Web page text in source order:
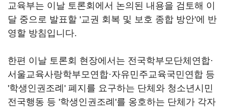
교육부는 이날 토론회에서 논의된 내용을 검토해 이
달 중으로 발표할 '교권 회복 및 보호 종합 방안'에 반
영할 방침입니다.
한편 이날 토론회 현장에서는 전국학부모단체연합·
서울교육사랑학부모연합·자유민주교육국민연합 등
'학생인권조례' 폐지를 요구하는 단체와 청소년시민
전국행동 등 '학생인권조례'를 옹호하는 단체가 각자